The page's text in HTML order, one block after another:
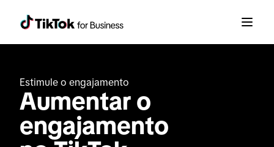
Estimule o engajamento
Aumentar o
engajamento